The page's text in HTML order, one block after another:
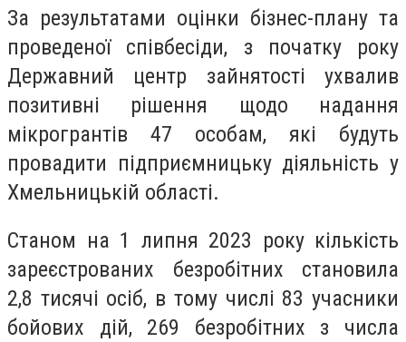
За результатами оцінки бізнес-плану та
проведеної співбесіди, з початку року
Державний центр зайнятості ухвалив
позитивні рішення щодо надання
мікрогрантів 47 особам, які будуть
провадити підприємницьку діяльність у
Хмельницькій області.
Станом на 1 липня 2023 року кількість
зареєстрованих безробітних становила
2,8 тисячі осіб, в тому числі 83 учасники
бойових дій, 269 безробітних з числа